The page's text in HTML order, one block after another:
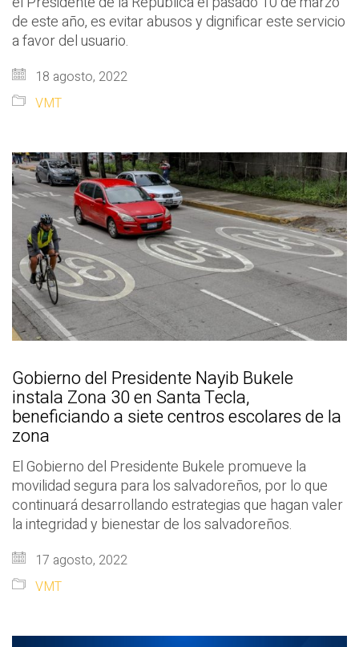
de este año, es evitar abusos y dignificar este servicio
a favor del usuario.
18 agosto, 2022
VMT
Gobierno del Presidente Nayib Bukele
instala Zona 30 en Santa Tecla,
beneficiando a siete centros escolares de la
zona
El Gobierno del Presidente Bukele promueve la
movilidad segura para los salvadoreños, por lo que
continuará desarrollando estrategias que hagan valer
la integridad y bienestar de los salvadoreños.
17 agosto, 2022
VMT